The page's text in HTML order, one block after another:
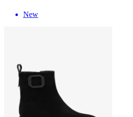
New